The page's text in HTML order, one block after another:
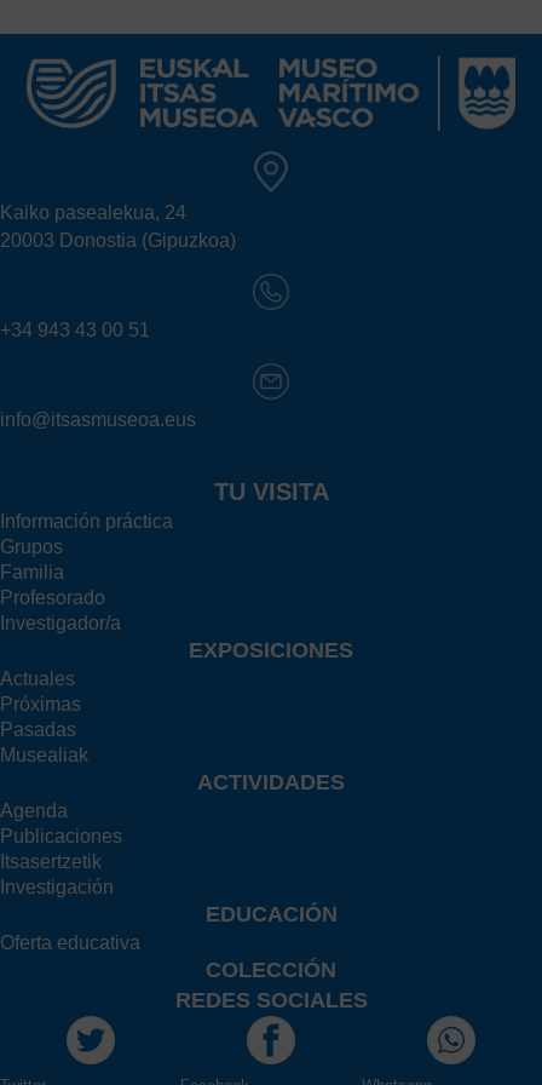
Kaiko pasealekua, 24
20003 Donostia (Gipuzkoa)
+34 943 43 00 51
info@itsasmuseoa.eus
TU VISITA
Información práctica
Grupos
Familia
Profesorado
Investigador/a
EXPOSICIONES
Actuales
Próximas
Pasadas
Musealiak
ACTIVIDADES
Agenda
Publicaciones
Itsasertzetik
Investigación
EDUCACIÓN
Oferta educativa
COLECCIÓN
REDES SOCIALES